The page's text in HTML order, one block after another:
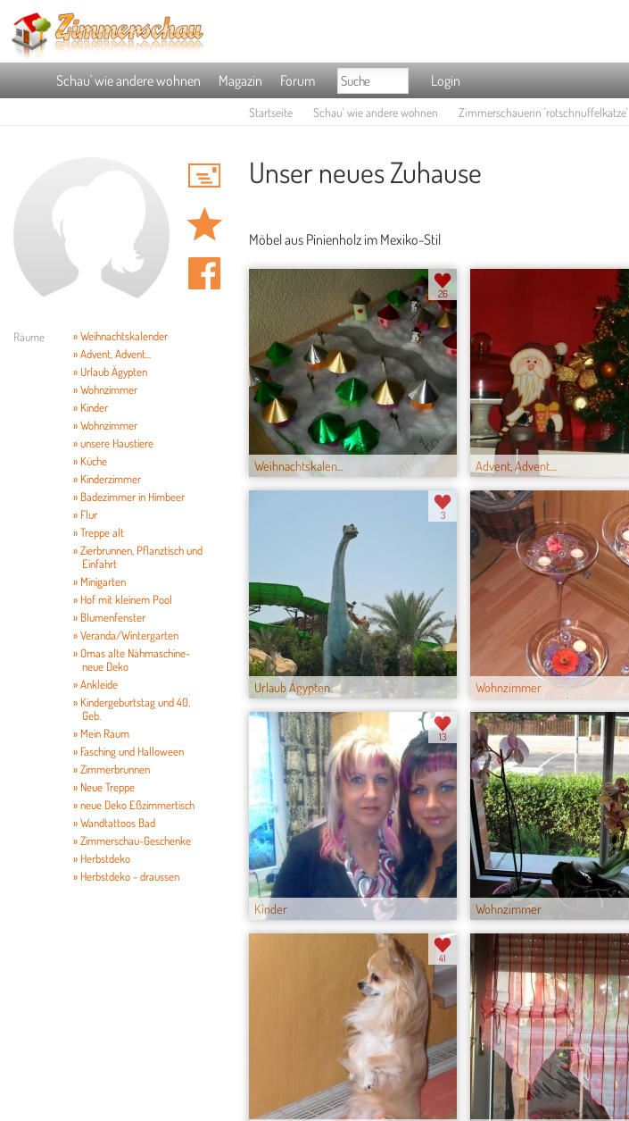
Schau' wie andere wohnen Magazin Forum Login
Startseite Schau' wie andere wohnen Zimmerschauerin 'rotschnuffelkatze'
Räume
» Weihnachtskalender
» Advent, Advent...
» Urlaub Ägypten
» Wohnzimmer
» Kinder
» Wohnzimmer
» unsere Haustiere
» Küche
» Kinderzimmer
» Badezimmer in Himbeer
» Flur
» Treppe alt
» Zierbrunnen, Pflanztisch und
Einfahrt
» Minigarten
» Hof mit kleinem Pool
» Blumenfenster
» Veranda/Wintergarten
» Omas alte Nähmaschine-
neue Deko
» Ankleide
» Kindergeburtstag und 40.
Geb.
» Mein Raum
» Fasching und Halloween
» Zimmerbrunnen
» Neue Treppe
» neue Deko Eßzimmertisch
» Wandtattoos Bad
» Zimmerschau-Geschenke
» Herbstdeko
» Herbstdeko - draussen
Unser neues Zuhause
Möbel aus Pinienholz im Mexiko-Stil
Weihnachtskalen...
26
Advent, Advent....
Urlaub Ägypten
3
Wohnzimmer
Kinder
13
Wohnzimmer
41